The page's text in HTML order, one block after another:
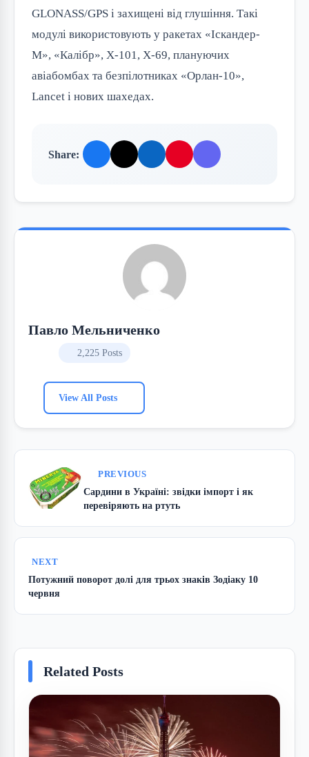
GLONASS/GPS і захищені від глушіння. Такі
модулі використовують у ракетах «Іскандер-
М», «Калібр», Х-101, Х-69, плануючих
авіабомбах та безпілотниках «Орлан-10»,
Lancet і нових шахедах.
Share:
Павло Мельниченко
2,225 Posts
View All Posts
PREVIOUS
Сардини в Україні: звідки імпорт і як
перевіряють на ртуть
NEXT
Потужний поворот долі для трьох знаків Зодіаку 10
червня
Related Posts